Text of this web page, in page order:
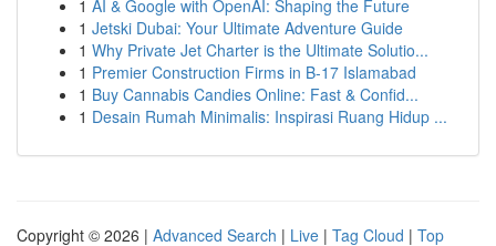
1 AI & Google with OpenAI: Shaping the Future
1 Jetski Dubai: Your Ultimate Adventure Guide
1 Why Private Jet Charter is the Ultimate Solutio...
1 Premier Construction Firms in B-17 Islamabad
1 Buy Cannabis Candies Online: Fast & Confid...
1 Desain Rumah Minimalis: Inspirasi Ruang Hidup ...
Copyright © 2026 | Advanced Search | Live | Tag Cloud | Top